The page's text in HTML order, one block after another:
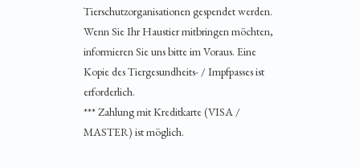
Tierschutzorganisationen gespendet werden.
Wenn Sie Ihr Haustier mitbringen möchten,
informieren Sie uns bitte im Voraus. Eine
Kopie des Tiergesundheits- / Impfpasses ist
erforderlich.
*** Zahlung mit Kreditkarte (VISA /
MASTER) ist möglich.